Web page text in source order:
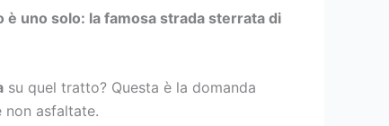
è uno solo: la famosa strada sterrata di
su quel tratto? Questa è la domanda
non asfaltate.